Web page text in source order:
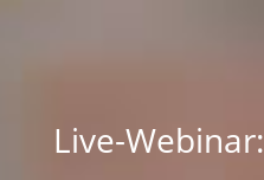
Live-Webinar: